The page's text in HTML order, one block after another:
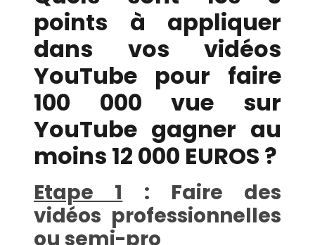
points à appliquer
dans vos vidéos
YouTube pour faire
100 000 vue sur
YouTube gagner au
moins 12 000 EUROS ?
Etape 1 : Faire des
vidéos professionnelles
ou semi-pro